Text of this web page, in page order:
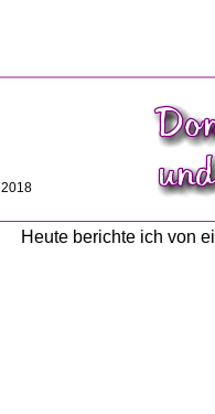
Heute berichte ich von
2018